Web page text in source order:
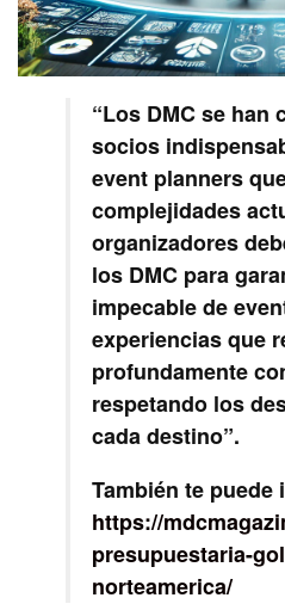
“Los DMC se han
socios
event planners
complejidades
organizadores
los DMC para
impecable de
experiencias que
profundamente
respetando los
cada destino”.
También te puede
https://
presupuestaria-
norteamerica/